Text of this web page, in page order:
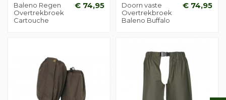
Baleno Regen
Overtrekbroek
Cartouche
€ 74,95
Doorn vaste
Overtrekbroek
Baleno Buffalo
€ 74,95